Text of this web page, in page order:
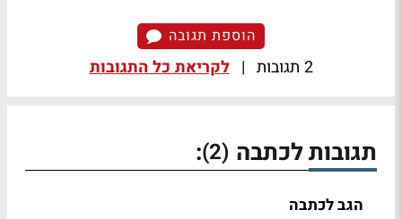
הוספת תגובה
2 תגובות | לקריאת כל התגובות
תגובות לכתבה (2)
:
הגב לכתבה